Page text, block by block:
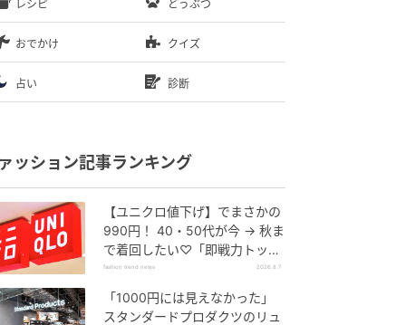
レシピ どうぶつ
おでかけ クイズ
占い 診断
ッション記事ランキング
【ユニクロ値下げ】でまさかの
990円！ 40・50代が今 → 秋ま
で着回したい♡「即戦力トップ
ス」
fashion trend news 2026.8.7
「1000円には見えなかった」
スタンダードプロダクツのリュ